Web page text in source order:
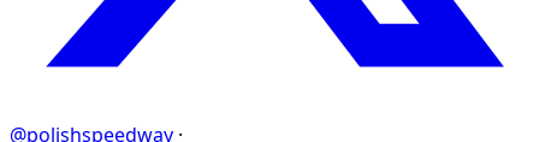
@polishspeedway ·